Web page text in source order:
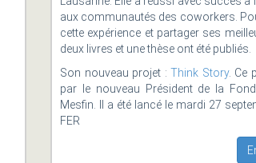
aux communautés des coworkers.
cette expérience et partager ses
deux livres et une thèse ont été publiés.
Son nouveau projet :Think Story. Ce
par le nouveau Président de la
Mesfin. Il a été lancé le mardi 27
FER